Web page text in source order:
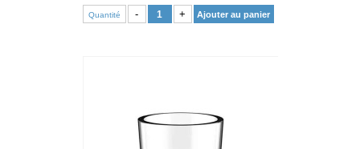
Quantité
- + Ajouter au panier